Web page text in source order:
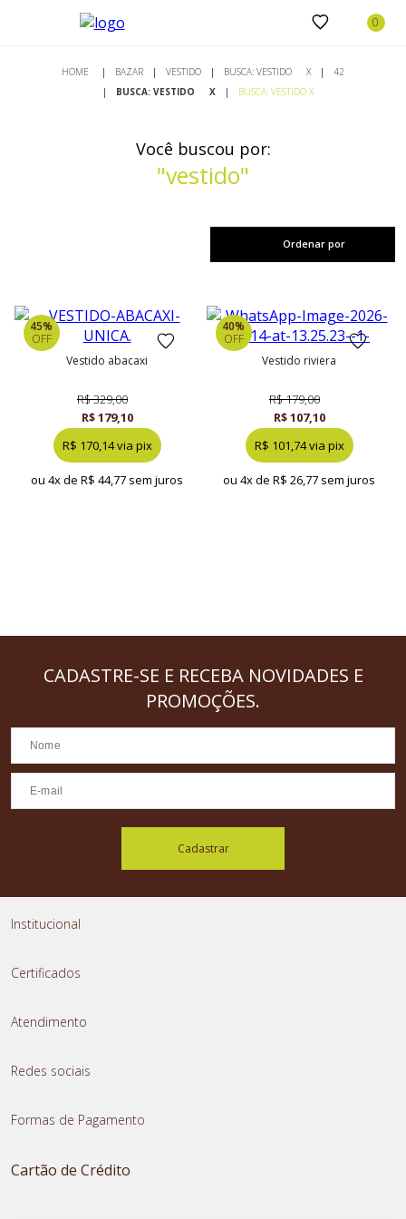
BAZAR VESTIDO BUSCA: VESTIDO X
42
BUSCA: VESTIDO
X BUSCA: VESTIDO X
Você buscou por:
"vestido"
Ordenar por
45%
OFF
vestido abacaxi
R$ 329,00
R$ 179,10
R$ 170,14 via pix
ou 4x de R$ 44,77 sem juros
40%
OFF
vestido riviera
R$ 179,00
R$ 107,10
R$ 101,74 via pix
ou 4x de R$ 26,77 sem juros
CADASTRE-SE E RECEBA NOVIDADES E
PROMOÇÕES.
Cadastrar
Institucional
Certificados
Atendimento
Redes sociais
Formas de Pagamento
Cartão de Crédito